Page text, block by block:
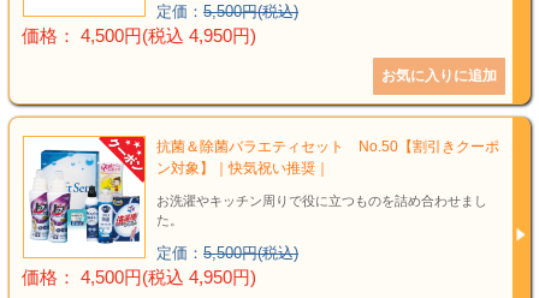
定価： 5,500円(税込)
価格： 4,500円(税込 4,950円)
抗菌＆除菌バラエティセット No.50【割引きクーポ
ン対象】｜快気祝い推奨｜
お洗濯やキッチン周りで役に立つものを詰め合わせまし
た。
定価： 5,500円(税込)
価格： 4,500円(税込 4,950円)